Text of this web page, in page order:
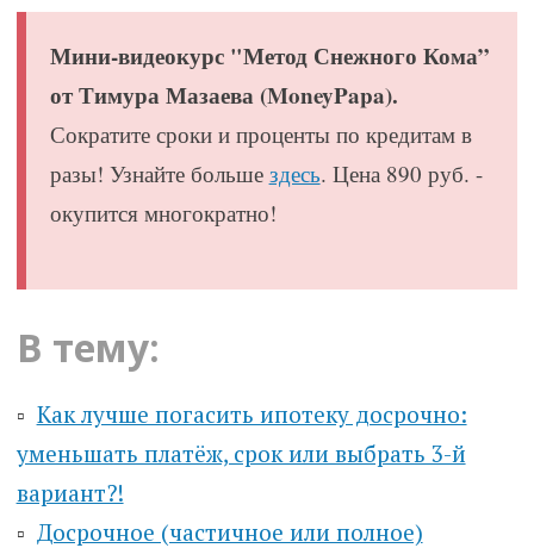
Мини-видеокурс "Метод Снежного Кома”
от Тимура Мазаева (MoneyPapa).
Сократите сроки и проценты по кредитам в
разы! Узнайте больше здесь. Цена 890 руб. -
окупится многократно!
В тему:
▫️ Как лучше погасить ипотеку досрочно:
уменьшать платёж, срок или выбрать 3-й
вариант?!
▫️ Досрочное (частичное или полное)